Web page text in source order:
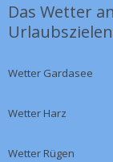
Das Wetter
Urlaubszielen
Wetter Gardasee
Wetter Harz
Wetter Rügen